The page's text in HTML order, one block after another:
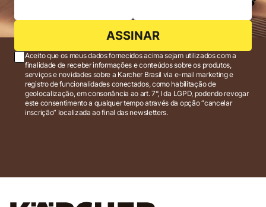
ASSINAR
Aceito que os meus dados fornecidos acima sejam utilizados com a
finalidade de receber informações e conteúdos sobre os produtos,
serviços e novidades sobre a Karcher Brasil via e-mail marketing e
registro de funcionalidades conectados, como habilitação de
geolocalização, em consonância ao art. 7°, I da LGPD, podendo revogar
este consentimento a qualquer tempo através da opção “cancelar
inscrição” localizada ao final das newsletters.